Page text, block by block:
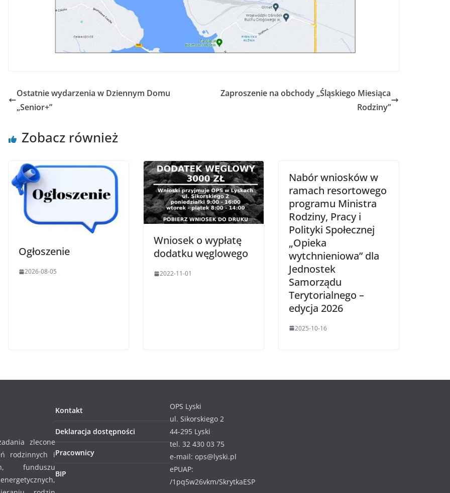
Ostatnie wydarzenia w Dziennym Domu
„Senior+”
Zaproszenie na obchody „Śląskiego Miesiąca
Rodziny”
Zobacz również
Ogłoszenie
2026-08-05
Wniosek o wypłatę
dodatku węglowego
2022-11-01
Nabór wniosków w
ramach resortowego
programu Ministra
Rodziny, Pracy i
Polityki Społecznej
„Opieka
wytchnieniowa” dla
Jednostek
Samorządu
Terytorialnego –
edycja 2026
2025-10-16
zlecone
rodzinnych i
funduszu
Kontakt
Deklaracja dostępności
Pracownicy
BIP
OPS Lyski
ul. Sikorskiego 2
44-295 Lyski
tel. 32 430 03 75
e-mail: ops@lyski.pl
ePUAP:
/1pq5w26vkm/SkrytkaESP